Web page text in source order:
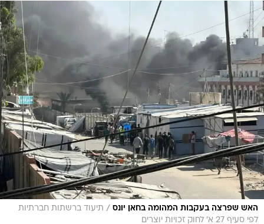
האש שפרצה בעקבות המהומה בחאן יונס / תיעוד ברשתות חברתיות
לפי סעיף 27 א' לחוק זכויות יוצרים